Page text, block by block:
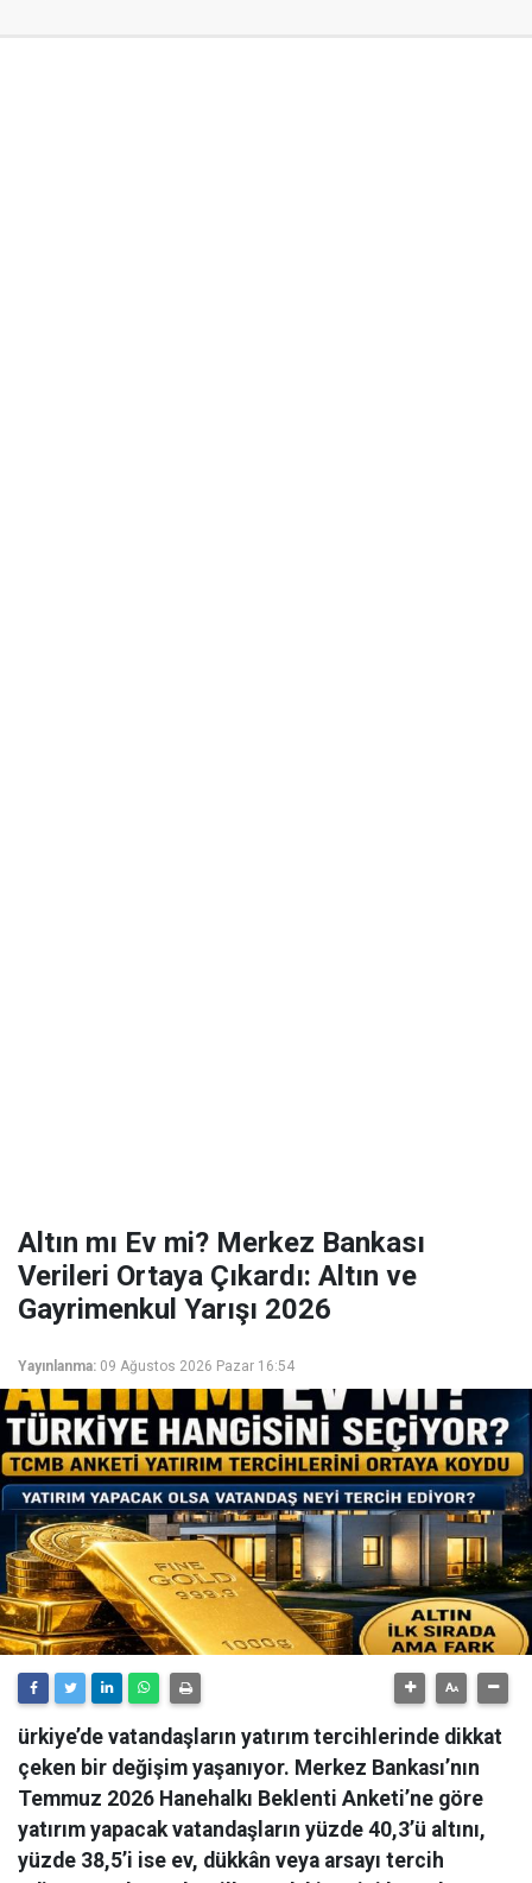
Altın mı Ev mi? Merkez Bankası
Verileri Ortaya Çıkardı: Altın ve
Gayrimenkul Yarışı 2026
Yayınlanma: 09 Ağustos 2026 Pazar 16:54
ürkiye’de vatandaşların yatırım tercihlerinde dikkat
çeken bir değişim yaşanıyor. Merkez Bankası’nın
Temmuz 2026 Hanehalkı Beklenti Anketi’ne göre
yatırım yapacak vatandaşların yüzde 40,3’ü altını,
yüzde 38,5’i ise ev, dükkân veya arsayı tercih